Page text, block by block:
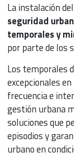
La instalación
seguridad
temporales y
por parte de los
Los temporales
excepcionales
frecuencia e
gestión urbana
soluciones que
episodios y
urbano en